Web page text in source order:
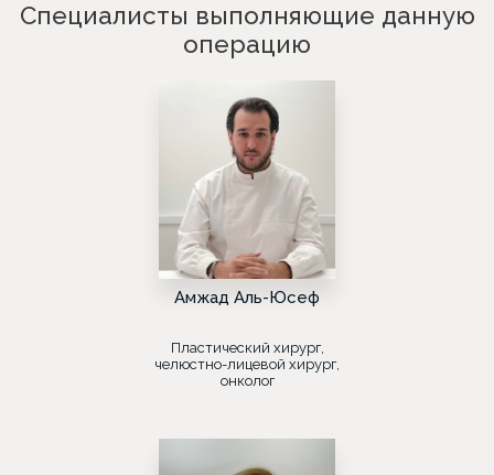
Специалисты выполняющие данную
операцию
Амжад Аль-Юсеф
Пластический хирург,
челюстно-лицевой хирург,
онколог